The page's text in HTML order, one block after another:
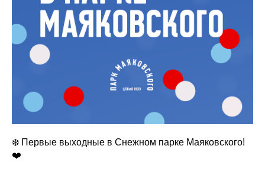
❄️ Первые выходные в Снежном парке Маяковского!
❤️